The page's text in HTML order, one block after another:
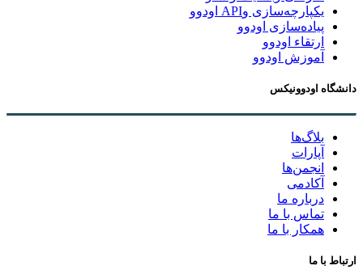
یکپارچه‌سازی وAPI اودوو
پیاده‌سازی اودوو
ارتقاء اودوو
آموزش اودوو
دانشگاه اودوونیکس
بلاگ‌ها
آپارات
انجمن‌ها
آکادمی
درباره ما
تماس با ما
همکار با ما
ارتباط با ما